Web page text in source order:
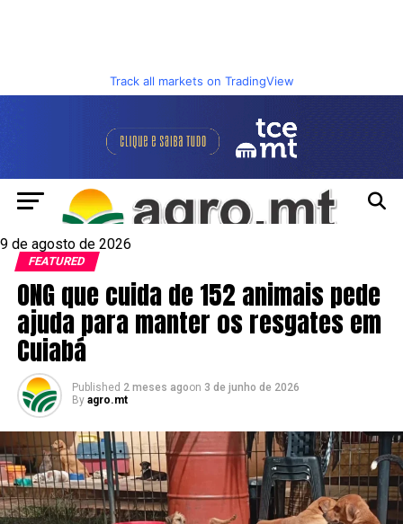
Track all markets on TradingView
9 de agosto de 2026
FEATURED
ONG que cuida de 152 animais pede
ajuda para manter os resgates em
Cuiabá
Published 2 meses agoon 3 de junho de 2026
By agro.mt